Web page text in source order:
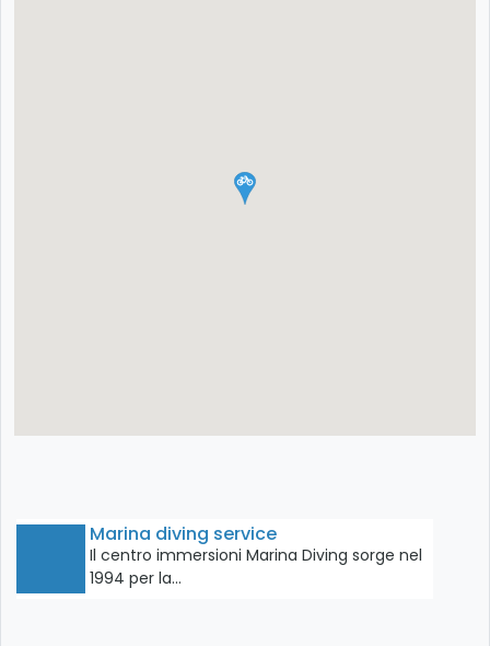
Marina diving service
Il centro immersioni Marina Diving sorge nel
1994 per la…